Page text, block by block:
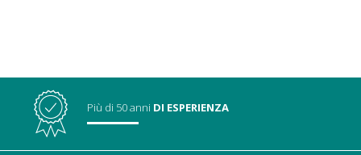
Più di 50 anni DI ESPERIENZA